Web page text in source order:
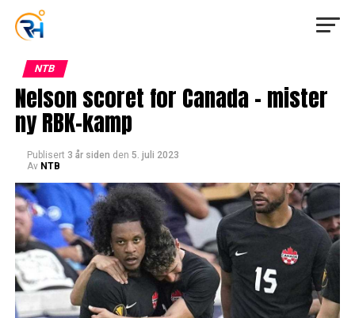
NTB
Nelson scoret for Canada – mister
ny RBK-kamp
Publisert 3 år siden den 5. juli 2023
Av NTB